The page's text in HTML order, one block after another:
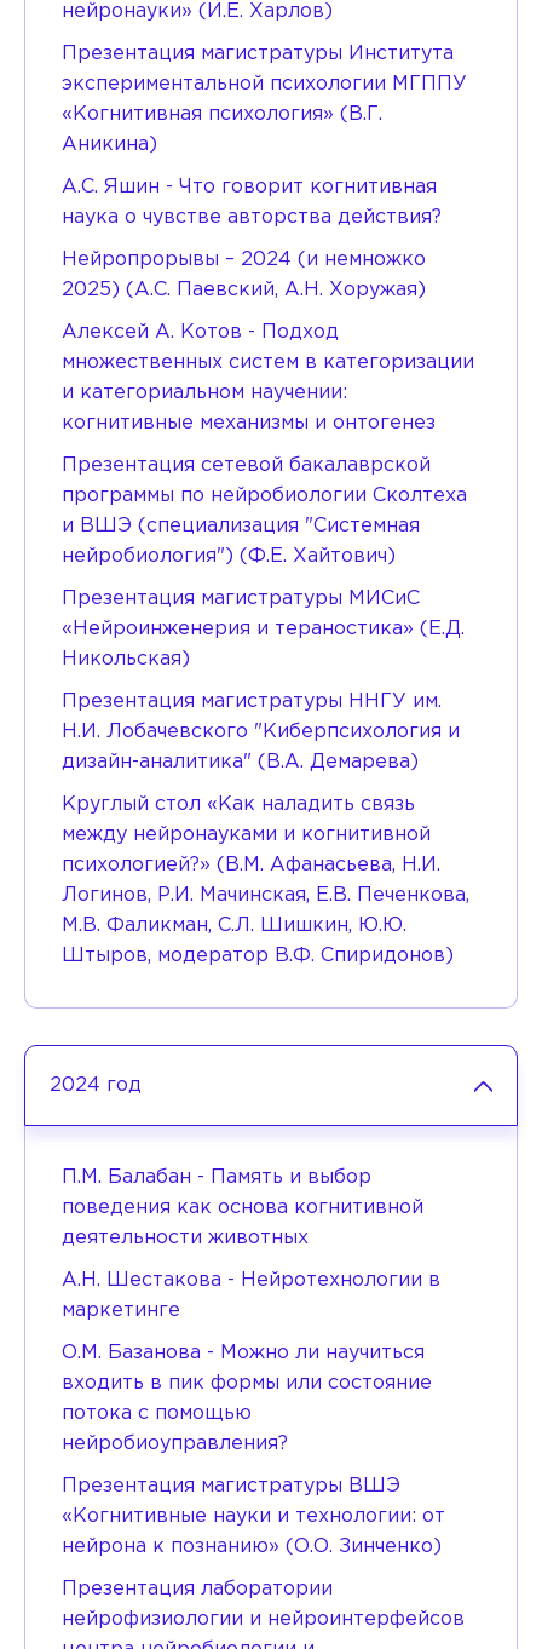
нейронауки» (И.Е. Харлов)
Презентация магистратуры Института
экспериментальной психологии МГППУ
«Когнитивная психология» (В.Г.
Аникина)
А.С. Яшин - Что говорит когнитивная
наука о чувстве авторства действия?
Нейропрорывы – 2024 (и немножко
2025) (А.С. Паевский, А.Н. Хоружая)
Алексей А. Котов - Подход
множественных систем в категоризации
и категориальном научении:
когнитивные механизмы и онтогенез
Презентация сетевой бакалаврской
программы по нейробиологии Сколтеха
и ВШЭ (специализация "Системная
нейробиология") (Ф.Е. Хайтович)
Презентация магистратуры МИСиС
«Нейроинженерия и тераностика» (Е.Д.
Никольская)
Презентация магистратуры ННГУ им.
Н.И. Лобачевского "Киберпсихология и
дизайн-аналитика" (В.А. Демарева)
Круглый стол «Как наладить связь
между нейронауками и когнитивной
психологией?» (В.М. Афанасьева, Н.И.
Логинов, Р.И. Мачинская, Е.В. Печенкова,
М.В. Фаликман, С.Л. Шишкин, Ю.Ю.
Штыров, модератор В.Ф. Спиридонов)
2024 год
П.М. Балабан - Память и выбор
поведения как основа когнитивной
деятельности животных
А.Н. Шестакова - Нейротехнологии в
маркетинге
О.М. Базанова - Можно ли научиться
входить в пик формы или состояние
потока с помощью
нейробиоуправления?
Презентация магистратуры ВШЭ
«Когнитивные науки и технологии: от
нейрона к познанию» (О.О. Зинченко)
Презентация лаборатории
нейрофизиологии и нейроинтерфейсов